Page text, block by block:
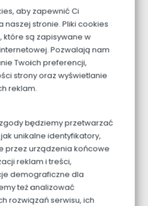
aby zapewnić Ci
naszej stronie. Pliki cookies
które są zapisywane w
Pozwalają nam
Twoich preferencji,
strony oraz wyświetlanie
reklam.
będziemy przetwarzać
unikalne identyfikatory,
przez urządzenia końcowe
reklam i treści,
demograficzne dla
też analizować
rozwiązań serwisu, ich
jest naII PIĘTRZE
powierzchni 51,84m2